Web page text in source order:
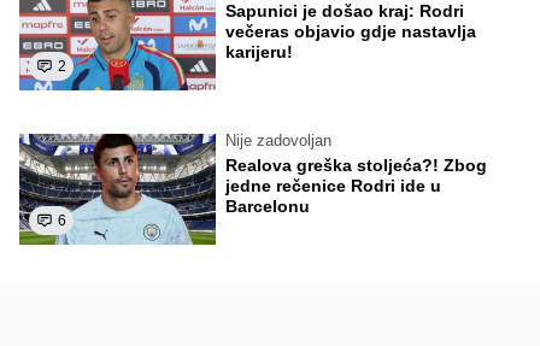
2
Sapunici je došao kraj: Rodri
večeras objavio gdje nastavlja
karijeru!
6
Nije zadovoljan
Realova greška stoljeća?! Zbog
jedne rečenice Rodri ide u
Barcelonu